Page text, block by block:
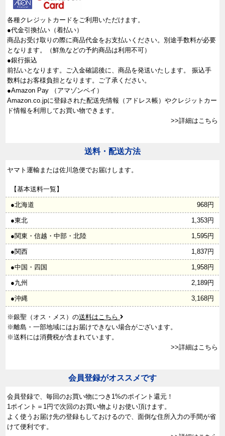
各種クレジットカードをご利用いただけます。
●代金引換払い（着払い）
商品お受け取りの際に商品代金をお支払いください。別途手数料が必要
となります。（鮮魚などの予約商品は利用不可）
●銀行振込
前払いとなります。ご入金確認後に、商品を発送いたします。 振込手
数料はお客様負担となります。ご了承ください。
●Amazon Pay （アマゾンペイ）
Amazon.co.jpに登録された配送先情報（アドレス帳）やクレジットカー
ド情報を利用してお買い物できます。
>>詳細はこちら
送料・配送方法
ヤマト運輸または佐川急便でお届けします。
【基本送料一覧】
●北海道 968円
●東北 1,353円
●関東・信越・中部・北陸 1,595円
●関西 1,837円
●中国・四国 1,958円
●九州 2,189円
●沖縄 3,168円
※銀聖（オス・メス）の送料はこちら
※離島・一部地域にはお届けできない場合がございます。
※送料には消費税が含まれています。
>>詳細はこちら
会員登録がオススメです
会員登録で、毎回のお買い物につき1%のポイント還元！
1ポイント＝1円で次回のお買い物よりお使い頂けます。
よく使うお届け先の登録もしておけるので、面倒な住所入力の手間が省
けて便利です。